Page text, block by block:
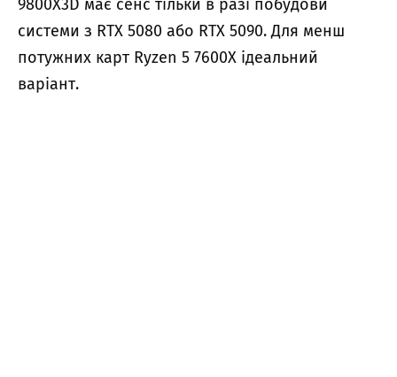
9800X3D має сенс тільки в разі побудови
системи з RTX 5080 або RTX 5090. Для менш
потужних карт Ryzen 5 7600X ідеальний
варіант.